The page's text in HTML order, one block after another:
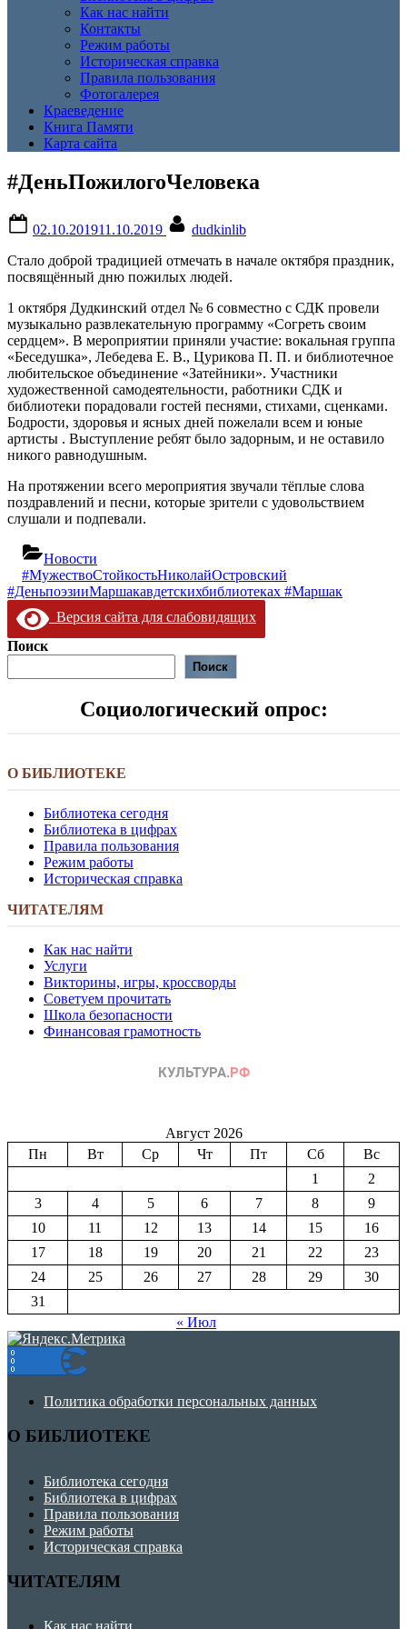
Как нас найти
Контакты
Режим работы
Историческая справка
Правила пользования
Фотогалерея
Краеведение
Книга Памяти
Карта сайта
#ДеньПожилогоЧеловека
on
02.10.201911.10.2019
dudkinlib
Стало доброй традицией отмечать в начале октября праздник,
посвящённый дню пожилых людей.
1 октября Дудкинский отдел № 6 совместно с СДК провели
музыкально развлекательную программу «Согреть своим
сердцем». В мероприятии приняли участие: вокальная группа
«Беседушка», Лебедева Е. В., Цурикова П. П. и библиотечное
любительское объединение «Затейники». Участники
художественной самодеятельности, работники СДК и
библиотеки порадовали гостей песнями, стихами, сценками.
Бодрости, здоровья и ясных дней пожелали всем и юные
артисты . Выступление ребят было задорным, и не оставило
никого равнодушным.
На протяжении всего мероприятия звучали тёплые слова
поздравлений и песни, которые зрители с удовольствием
слушали и подпевали.
Новости
Навигация
по
записям
Предыдущая
запись:
#МужествоСтойкостьНиколайОстровский
Следующая
запись:
#ДеньпоэзииМаршакавдетскихбиблиотеках #Маршак
Версия сайта для слабовидящих
Поиск
Поиск
Социологический опрос:
О БИБЛИОТЕКЕ
Библиотека сегодня
Библиотека в цифрах
Правила пользования
Режим работы
Историческая справка
ЧИТАТЕЛЯМ
Как нас найти
Услуги
Викторины, игры, кроссворды
Советуем прочитать
Школа безопасности
Финансовая грамотность
Август 2026
Пн
Вт Ср Чт Пт Сб
Вс
1
2
3
4 5 6 7 8
9
10
11 12 13 14 15
16
17
18 19 20 21 22
23
24
25 26 27 28 29
30
31
« Июл
Политика обработки персональных данных
О БИБЛИОТЕКЕ
Библиотека сегодня
Библиотека в цифрах
Правила пользования
Режим работы
Историческая справка
ЧИТАТЕЛЯМ